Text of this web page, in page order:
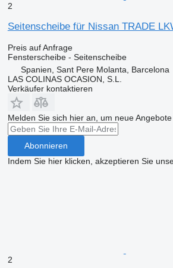
2
Seitenscheibe für Nissan TRADE
Preis auf Anfrage
Fensterscheibe - Seitenscheibe
Spanien, Sant Pere Molanta, Barcelona
LAS COLINAS OCASION, S.L.
Verkäufer kontaktieren
Melden Sie sich hier an, um neue
Abonnieren
Indem Sie hier klicken, akzeptieren Sie
2